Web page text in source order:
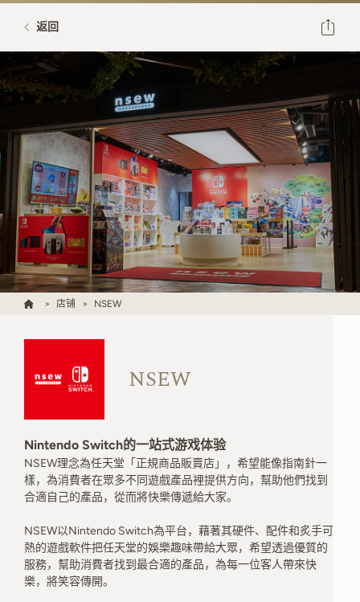
返回
店铺 NSEW
NSEW
Nintendo Switch的一站式游戏体验
NSEW理念為任天堂「正規商品販賣店」，希望能像指南針一
樣，為消費者在眾多不同遊戲產品裡提供方向，幫助他們找到
合適自己的產品，從而將快樂傳遞給大家。
NSEW以Nintendo Switch為平台，藉著其硬件、配件和炙手可
熱的遊戲軟件把任天堂的娛樂趣味帶給大眾，希望透過優質的
服務，幫助消費者找到最合適的產品，為每一位客人帶來快
樂，將笑容傳開。